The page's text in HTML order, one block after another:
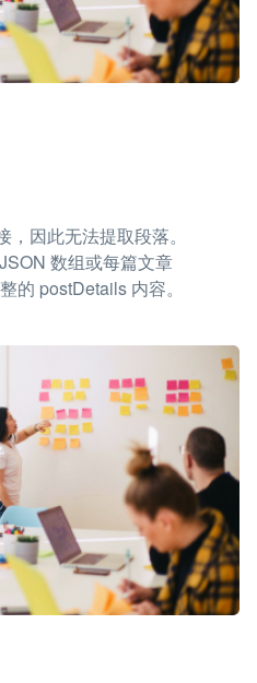
因此无法提取段落。
数组或每篇文章
的 postDetails 内容。